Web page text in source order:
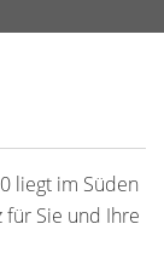
liegt im Süden
Sie und Ihre